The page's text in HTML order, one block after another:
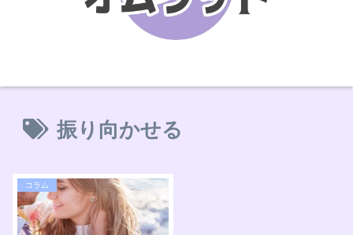
振り向かせる
コラム